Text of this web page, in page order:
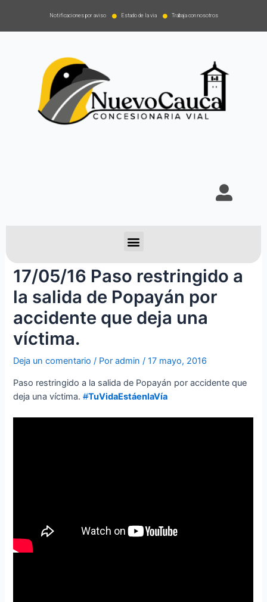
Notificaciones por aviso Estado de la via Trabaja con nosotros
17/05/16 Paso restringido a
la salida de Popayán por
accidente que deja una
víctima.
Deja un comentario / Poradmin /17 mayo, 2016
Paso restringido a la salida de Popayán por accidente que
deja una víctima.#TuVidaEstáenlaVía